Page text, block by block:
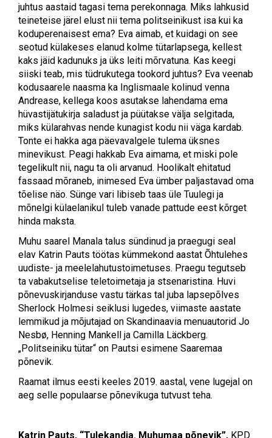
juhtus aastaid tagasi tema perekonnaga. Miks lahkusid
teineteise järel elust nii tema politseinikust isa kui ka
koduperenaisest ema? Eva aimab, et kuidagi on see
seotud külakeses elanud kolme tütarlapsega, kellest
kaks jäid kadunuks ja üks leiti mõrvatuna. Kas keegi
siiski teab, mis tüdrukutega tookord juhtus? Eva veenab
kodusaarele naasma ka Inglismaale kolinud venna
Andrease, kellega koos asutakse lahendama ema
hüvastijätukirja saladust ja püütakse välja selgitada,
miks külarahvas nende kunagist kodu nii väga kardab.
Tonte ei hakka aga päevavalgele tulema üksnes
minevikust. Peagi hakkab Eva aimama, et miski pole
tegelikult nii, nagu ta oli arvanud. Hoolikalt ehitatud
fassaad mõraneb, inimesed Eva ümber paljastavad oma
tõelise näo. Sünge vari libiseb taas üle Tuulegi ja
mõnelgi külaelanikul tuleb vanade pattude eest kõrget
hinda maksta.
Muhu saarel Manala talus sündinud ja praegugi seal
elav Katrin Pauts töötas kümmekond aastat Õhtulehes
uudiste- ja meelelahutustoimetuses. Praegu tegutseb
ta vabakutselise teletoimetaja ja stsenaristina. Huvi
põnevuskirjanduse vastu tärkas tal juba lapsepõlves
Sherlock Holmesi seiklusi lugedes, viimaste aastate
lemmikud ja mõjutajad on Skandinaavia menuautorid Jo
Nesbø, Henning Mankell ja Camilla Läckberg.
„Politseiniku tütar“ on Pautsi esimene Saaremaa
põnevik.
Raamat ilmus eesti keeles 2019. aastal, vene lugejal on
aeg selle populaarse põnevikuga tutvust teha.
Katrin Pauts, “Tulekandja. Muhumaa põnevik”, KPD